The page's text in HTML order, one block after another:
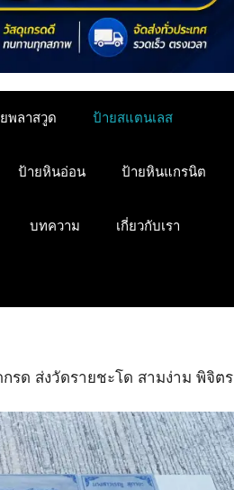
พลาสวูด ป้ายสแตนเลส
ป้ายหินอ่อน ป้ายหินแกรนิต
บทความ เกี่ยวกับเรา
รด ส่งวัดรายชะโด สามง่าม พิจิตร